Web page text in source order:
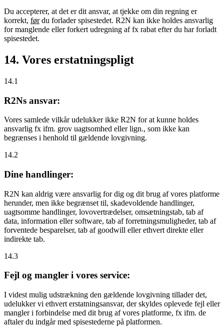
Du accepterer, at det er dit ansvar, at tjekke om din regning er
korrekt, førdu forlader spisestedet. R2N kan ikke holdes ansvarlig
for manglende eller forkert udregning af fx rabat efter du har forladt
spisestedet.
14. Vores erstatningspligt
14.1
R2Ns ansvar:
Vores samlede vilkår udelukker ikke R2N for at kunne holdes
ansvarlig fx ifm. grov uagtsomhed eller lign., som ikke kan
begrænses i henhold til gældende lovgivning.
14.2
Dine handlinger:
R2N kan aldrig være ansvarlig for dig og dit brug af vores platforme
herunder, men ikke begrænset til, skadevoldende handlinger,
uagtsomme handlinger, lovovertrædelser, omsætningstab, tab af
data, information eller software, tab af forretningsmuligheder, tab af
forventede besparelser, tab af goodwill eller ethvert direkte eller
indirekte tab.
14.3
Fejl og mangler i vores service:
I videst mulig udstrækning den gældende lovgivning tillader det,
udelukker vi ethvert erstatningsansvar, der skyldes oplevede fejl eller
mangler i forbindelse med dit brug af vores platforme, fx ifm. de
aftaler du indgår med spisestederne på platformen.